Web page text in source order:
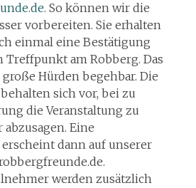
. So können wir die
vorbereiten. Sie erhalten
einmal eine Bestätigung
Treffpunkt am Robberg. Das
Hürden begehbar. Die
sich vor, bei zu
die Veranstaltung zu
Eine
dann auf unserer
werden zusätzlich